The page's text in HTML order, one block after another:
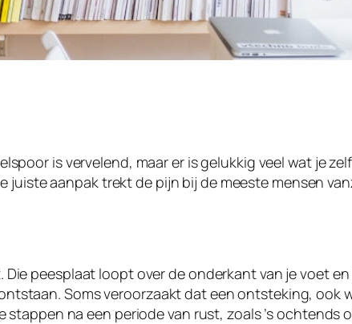
is vervelend, maar er is gelukkig veel wat je
aanpak trekt de pijn bij de meeste mensen
peesplaat loopt over de onderkant van je voet
Soms veroorzaakt dat een ontsteking, ook
na een periode van rust, zoals ’s ochtends